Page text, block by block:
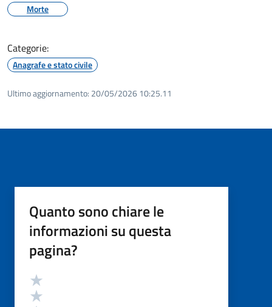
Morte
Categorie:
Anagrafe e stato civile
Ultimo aggiornamento: 20/05/2026 10:25.11
Quanto sono chiare le
informazioni su questa
pagina?
Valutazione